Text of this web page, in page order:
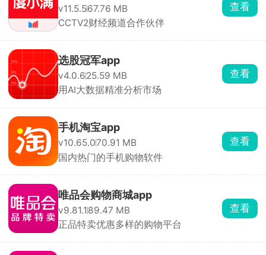
v11.5.567.76 MB
CCTV2财经频道合作伙伴
查看
选股冠军app
v4.0.625.59 MB
用AI大数据精准分析市场
查看
手机淘宝app
v10.65.070.91 MB
国内热门的手机购物软件
查看
唯品会购物商城app
v9.81.1 89.47 MB
正品特卖优惠多样的购物平台
查看